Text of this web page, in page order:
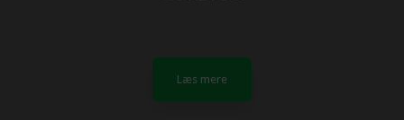
Læs mere​